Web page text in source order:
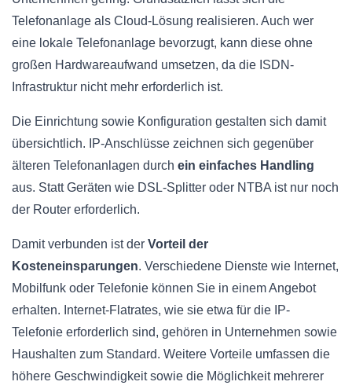
Telefonanlage als Cloud-Lösung realisieren. Auch wer
eine lokale Telefonanlage bevorzugt, kann diese ohne
großen Hardwareaufwand umsetzen, da die ISDN-
Infrastruktur nicht mehr erforderlich ist.
Die Einrichtung sowie Konfiguration gestalten sich damit
übersichtlich. IP-Anschlüsse zeichnen sich gegenüber
älteren Telefonanlagen durch ein einfaches Handling
aus. Statt Geräten wie DSL-Splitter oder NTBA ist nur noch
der Router erforderlich.
Damit verbunden ist der Vorteil der
Kosteneinsparungen. Verschiedene Dienste wie Internet,
Mobilfunk oder Telefonie können Sie in einem Angebot
erhalten. Internet-Flatrates, wie sie etwa für die IP-
Telefonie erforderlich sind, gehören in Unternehmen sowie
Haushalten zum Standard. Weitere Vorteile umfassen die
höhere Geschwindigkeit sowie die Möglichkeit mehrerer